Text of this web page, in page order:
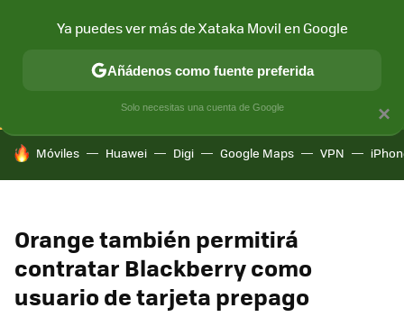
CONECTIVIDAD MÓVIL Y SOCIEDAD APLICACIONES
HOY SE HABLA DE
Móviles Huawei Digi Google Maps VPN
Orange también permitirá
contratar Blackberry como
usuario de tarjeta prepago
×
Ya puedes ver más de Xataka Movil en Google
Añádenos como fuente preferida
Solo necesitas una cuenta de Google